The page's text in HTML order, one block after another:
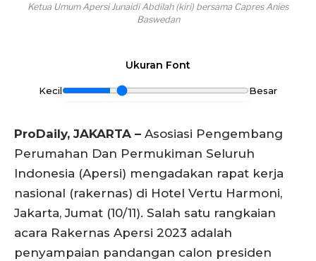
Ketua Umum Apersi Junaidi Abdilah (kiri) bersama Capres Anies
Baswedan
Ukuran Font
Kecil Besar
ProDaily, JAKARTA – Asosiasi Pengembang
Perumahan Dan Permukiman Seluruh
Indonesia (Apersi) mengadakan rapat kerja
nasional (rakernas) di Hotel Vertu Harmoni,
Jakarta, Jumat (10/11). Salah satu rangkaian
acara Rakernas Apersi 2023 adalah
penyampaian pandangan calon presiden